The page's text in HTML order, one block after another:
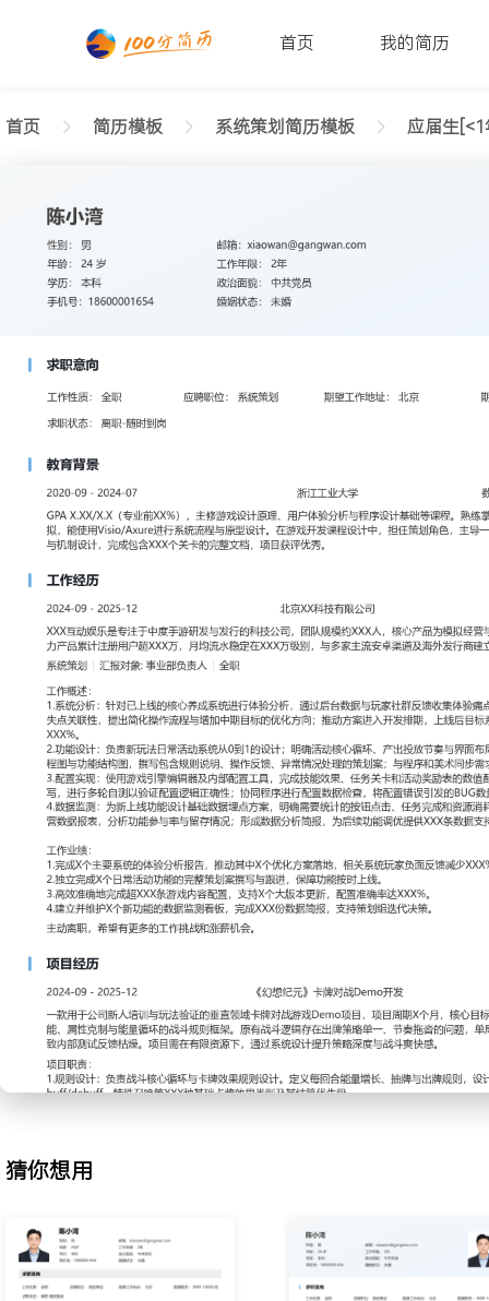
首页 我的简历
首页 简历模板 系统策划简历模板 应届生[<1
正在查看应届生系统策划干练简历模板文字版
性别: 男年龄: 26 学历: 本科婚姻状态: 未婚 工作年限: 4年
政治面貌: 党
邮箱: xiaowan@gangwan.com
求职意向
工作性质: 全职应聘职位: 系统策划期望工作地址: 北京期望薪资:
求职状态: 离职-随时到岗
工作经历
2024-09 -2025-12
XXX互动娱乐是专注于中度手游研发与发行的科技公司，团队规模
模拟经营与卡牌对战类手游，旗下主力产品累计注册用户超XXX万
万级别，与多家主流安卓渠道及海外发行商建立了合作关系。
系统策划汇报对象：部门总监
工作概述：
1.系统分析：针对已上线的核心养成系统进行体验分析，通过后台
集体验痛点；拆解付费数据与用户流失点关联性，提出简化操作流
化方向；推动方案进入开发排期，上线后目标系统日均使用次数提升
2.功能设计：负责新玩法日常活动系统从0到1的设计；明确活动核
与界面布局；使用Visio绘制系统流程图与功能结构图，撰写包含规
常情况处理的策划案；与程序和美术同步需求，确保功能按预期实现
3.配置实现：使用游戏引擎编辑器及内部配置工具，完成技能效果
表的数值配置；严格遵循数值模板填写，进行多轮自测以验证配置
进行配置数据检查，将配置错误引发的BUG数量降低XXX%。
分析简报，为后续功能调优提供XXX条数据支持。
工作业绩：
1.完成X个主要系统的体验分析报告，推动其中X个优化方案落地，
减少XXX%。
猜你想用